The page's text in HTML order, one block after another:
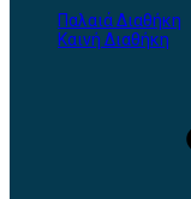
Παλαιά Διαθήκη
Καινή Διαθήκη